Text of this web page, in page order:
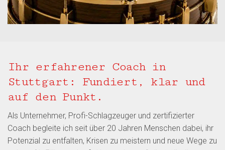
Ihr erfahrener Coach in
Stuttgart: Fundiert, klar und
auf den Punkt.
Als Unternehmer, Profi-Schlagzeuger und zertifizierter
Coach begleite ich seit über 20 Jahren Menschen dabei, ihr
Potenzial zu entfalten, Krisen zu meistern und neue Wege zu